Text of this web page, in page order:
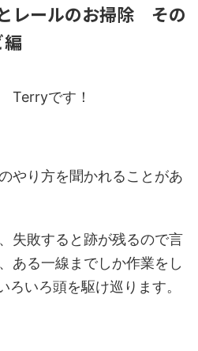
レールのお掃除 その
です！
やり方を聞かれることがあ
失敗すると跡が残るので言
ある一線までしか作業をし
いろ頭を駆け巡ります。